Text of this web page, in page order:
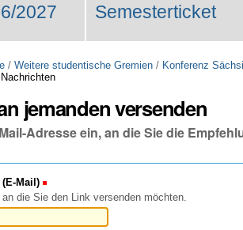
2027 Semesterticket
/ Weitere studentische Gremien / Konferenz
Nachrichten
jemanden versenden
Adresse ein, an die Sie die
Mail)
die Sie den Link versenden möchten.